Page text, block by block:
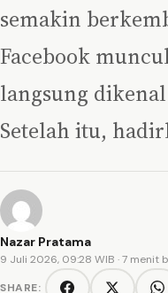
semakin
Facebook
langsung
Setelah itu,
Nazar Pratama
9 Juli 2026, 09:28 WIB · 7 menit
SHARE: